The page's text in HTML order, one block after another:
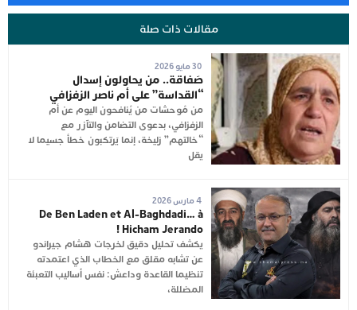
مقالات ذات صلة
30 مايو 2026
صَفاقة.. من يحاولون إسدال
“القداسة” على أم ناصر الزفزافي
من مُوحشات من يُنافحون اليوم عن أم
الزفزافي، بدعوى التضامن والتآزر مع
“خالتهم” زليخة، إنما يَرتكبون خطأ جسيما لا
يقل
4 مارس 2026
De Ben Laden et Al-Baghdadi… à
Hicham Jerando !
يكشف تحليل دقيق لخرجات هشام جيراندو
عن تشابه مقلق مع الخطاب الذي اعتمدته
تنظيما القاعدة وداعش: نفس أساليب التعبئة
المضللة،